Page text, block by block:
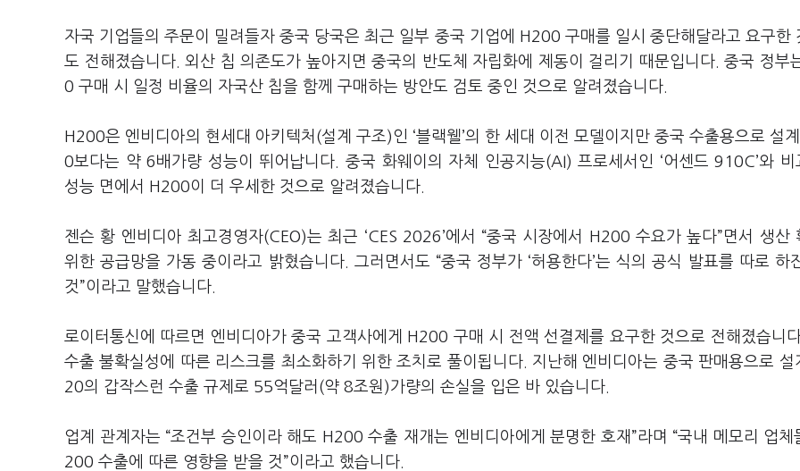
자국 기업들의 주문이 밀려들자 중국 당국은 최근 일부 중국 기업에 H200 구매를 일시 중단해달라고 요구한
도 전해졌습니다. 외산 칩 의존도가 높아지면 중국의 반도체 자립화에 제동이 걸리기 때문입니다. 중국 정부
0 구매 시 일정 비율의 자국산 칩을 함께 구매하는 방안도 검토 중인 것으로 알려졌습니다.
H200은 엔비디아의 현세대 아키텍처(설계 구조)인 ‘블랙웰’의 한 세대 이전 모델이지만 중국 수출용으로 설
0보다는 약 6배가량 성능이 뛰어납니다. 중국 화웨이의 자체 인공지능(AI) 프로세서인 ‘어센드 910C’와 비
성능 면에서 H200이 더 우세한 것으로 알려졌습니다.
젠슨 황 엔비디아 최고경영자(CEO)는 최근 ‘CES 2026’에서 “중국 시장에서 H200 수요가 높다”면서 생산
위한 공급망을 가동 중이라고 밝혔습니다. 그러면서도 “중국 정부가 ‘허용한다’는 식의 공식 발표를 따로 하
것”이라고 말했습니다.
로이터통신에 따르면 엔비디아가 중국 고객사에게 H200 구매 시 전액 선결제를 요구한 것으로 전해졌습니
수출 불확실성에 따른 리스크를 최소화하기 위한 조치로 풀이됩니다. 지난해 엔비디아는 중국 판매용으로 설
20의 갑작스런 수출 규제로 55억달러(약 8조원)가량의 손실을 입은 바 있습니다.
업계 관계자는 “조건부 승인이라 해도 H200 수출 재개는 엔비디아에게 분명한 호재”라며 “국내 메모리 업체
200 수출에 따른 영향을 받을 것”이라고 했습니다.